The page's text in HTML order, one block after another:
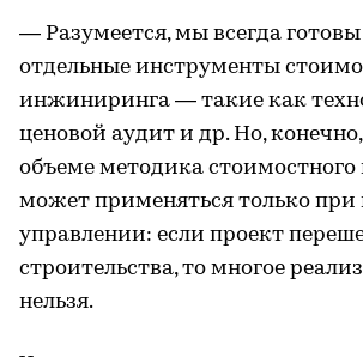
— Разумеется, мы всегда
отдельные инструменты
инжиниринга — такие как
ценовой аудит и др. Но,
объеме методика
может применяться только
управлении: если проект
строительства, то многое
нельзя.